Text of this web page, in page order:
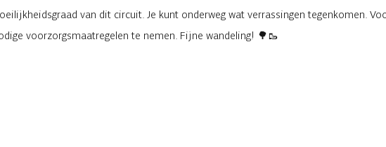
van dit circuit. Je kunt onderweg wat verrassingen tegenkomen.
voorzorgsmaatregelen te nemen. Fijne wandeling! 🌳🥾